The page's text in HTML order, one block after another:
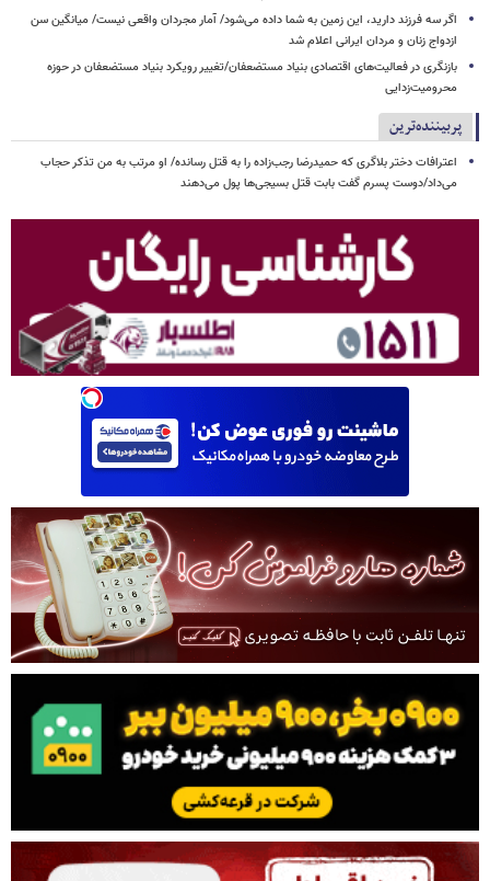
اگر سه فرزند دارید، این زمین به شما داده می‌شود/ آمار مجردان واقعی نیست/ میانگین سن
ازدواج زنان و مردان ایرانی اعلام شد
بازنگری در فعالیت‌های اقتصادی بنیاد مستضعفان/تغییر رویکرد بنیاد مستضعفان در حوزه
محرومیت‌زدایی
پربیننده‌ترین
اعترافات دختر بلاگری که حمیدرضا رجب‌زاده را به قتل رسانده/ او مرتب به من تذکر حجاب
می‌داد/دوست پسرم گفت بابت قتل بسیجی‌ها پول می‌دهند